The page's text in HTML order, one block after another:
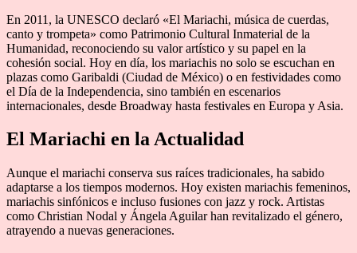
En 2011, la UNESCO declaró «El Mariachi, música de cuerdas,
canto y trompeta» como Patrimonio Cultural Inmaterial de la
Humanidad, reconociendo su valor artístico y su papel en la
cohesión social. Hoy en día, los mariachis no solo se escuchan en
plazas como Garibaldi (Ciudad de México) o en festividades como
el Día de la Independencia, sino también en escenarios
internacionales, desde Broadway hasta festivales en Europa y Asia.
El Mariachi en la Actualidad
Aunque el mariachi conserva sus raíces tradicionales, ha sabido
adaptarse a los tiempos modernos. Hoy existen mariachis femeninos,
mariachis sinfónicos e incluso fusiones con jazz y rock. Artistas
como Christian Nodal y Ángela Aguilar han revitalizado el género,
atrayendo a nuevas generaciones.